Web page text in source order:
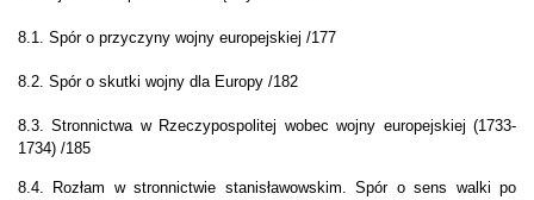
8.1. Spór o przyczyny wojny europejskiej /177
8.2. Spór o skutki wojny dla Europy /182
8.3. Stronnictwa w Rzeczypospolitej wobec wojny europejskiej (1733-
1734) /185
8.4. Rozłam w stronnictwie stanisławowskim. Spór o sens walki po